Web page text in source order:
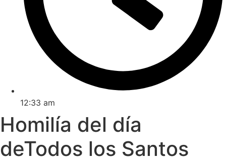
12:33 am
Homilía del día
deTodos los Santos